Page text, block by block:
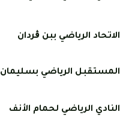
الاتحاد الرياضي ببن ڨردان
المستقبل الرياضي بسليمان
النادي الرياضي لحمام الأنف